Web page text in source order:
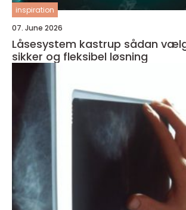
inspiration
07. June 2026
Låsesystem kastrup sådan vælger du en
sikker og fleksibel løsning